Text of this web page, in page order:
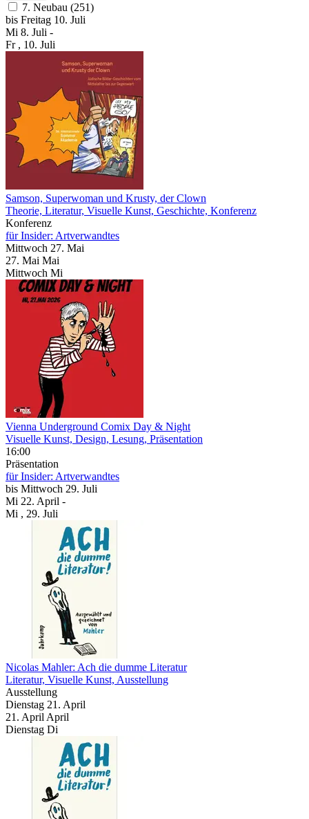
7. Neubau (251)
bis Freitag 10. Juli
Mi 8. Juli -
Fr , 10. Juli
Samson, Superwoman und Krusty, der Clown
Theorie, Literatur, Visuelle Kunst, Geschichte, Konferenz
Konferenz
für Insider: Artverwandtes
Mittwoch 27. Mai
27. Mai Mai
Mittwoch Mi
Vienna Underground Comix Day & Night
Visuelle Kunst, Design, Lesung, Präsentation
16:00
Präsentation
für Insider: Artverwandtes
bis Mittwoch 29. Juli
Mi 22. April -
Mi , 29. Juli
Nicolas Mahler: Ach die dumme Literatur
Literatur, Visuelle Kunst, Ausstellung
Ausstellung
Dienstag 21. April
21. April April
Dienstag Di